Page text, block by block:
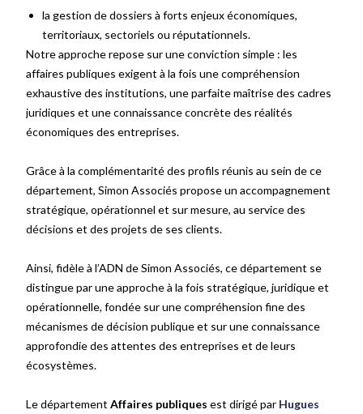
la gestion de dossiers à forts enjeux économiques,
territoriaux, sectoriels ou réputationnels.
Notre approche repose sur une conviction simple : les
affaires publiques exigent à la fois une compréhension
exhaustive des institutions, une parfaite maîtrise des cadres
juridiques et une connaissance concrète des réalités
économiques des entreprises.
Grâce à la complémentarité des profils réunis au sein de ce
département, Simon Associés propose un accompagnement
stratégique, opérationnel et sur mesure, au service des
décisions et des projets de ses clients.
Ainsi, fidèle à l’ADN de Simon Associés, ce département se
distingue par une approche à la fois stratégique, juridique et
opérationnelle, fondée sur une compréhension fine des
mécanismes de décision publique et sur une connaissance
approfondie des attentes des entreprises et de leurs
écosystèmes.
Le départementAffaires publiques est dirigé par Hugues